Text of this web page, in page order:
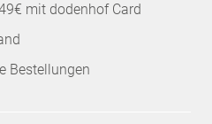
mit dodenhof Card
Bestellungen